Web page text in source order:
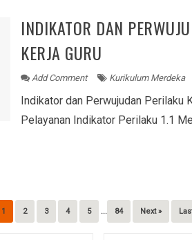
INDIKATOR DAN
KERJA GURU
Add Comment Kurikulum Merdeka
Indikator dan Perwujudan Perilaku
Pelayanan Indikator Perilaku 1.1
1 2 3 4 5 ... 84 Next »